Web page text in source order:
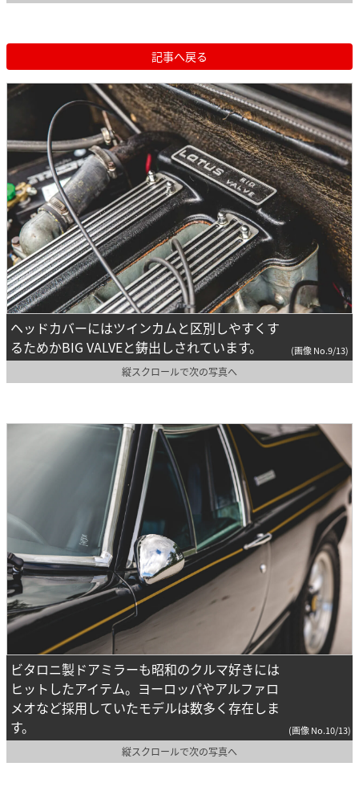
記事へ戻る
ヘッドカバーにはツインカムと区別しやすくす
るためかBIG VALVEと鋳出しされています。
(画像 No.9/13)
縦スクロールで次の写真へ
ビタロニ製ドアミラーも昭和のクルマ好きには
ヒットしたアイテム。ヨーロッパやアルファロ
メオなど採用していたモデルは数多く存在しま
す。
(画像 No.10/13)
縦スクロールで次の写真へ